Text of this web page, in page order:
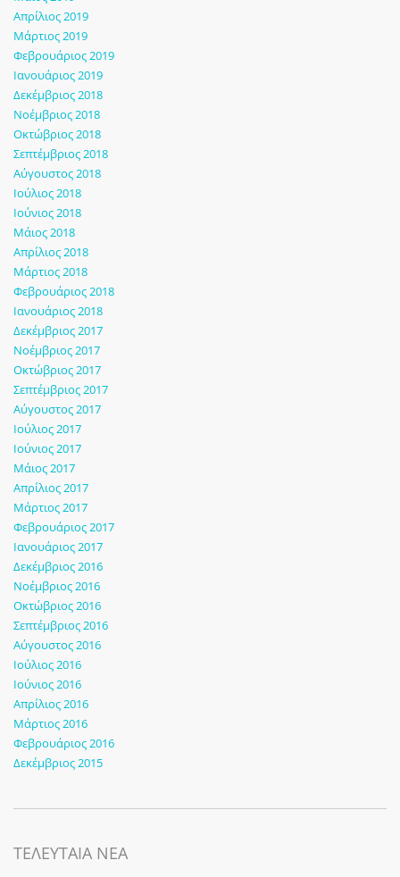
Απρίλιος 2019
Μάρτιος 2019
Φεβρουάριος 2019
Ιανουάριος 2019
Δεκέμβριος 2018
Νοέμβριος 2018
Οκτώβριος 2018
Σεπτέμβριος 2018
Αύγουστος 2018
Ιούλιος 2018
Ιούνιος 2018
Μάιος 2018
Απρίλιος 2018
Μάρτιος 2018
Φεβρουάριος 2018
Ιανουάριος 2018
Δεκέμβριος 2017
Νοέμβριος 2017
Οκτώβριος 2017
Σεπτέμβριος 2017
Αύγουστος 2017
Ιούλιος 2017
Ιούνιος 2017
Μάιος 2017
Απρίλιος 2017
Μάρτιος 2017
Φεβρουάριος 2017
Ιανουάριος 2017
Δεκέμβριος 2016
Νοέμβριος 2016
Οκτώβριος 2016
Σεπτέμβριος 2016
Αύγουστος 2016
Ιούλιος 2016
Ιούνιος 2016
Απρίλιος 2016
Μάρτιος 2016
Φεβρουάριος 2016
Δεκέμβριος 2015
ΤΕΛΕΥΤΑΙΑ ΝΕΑ